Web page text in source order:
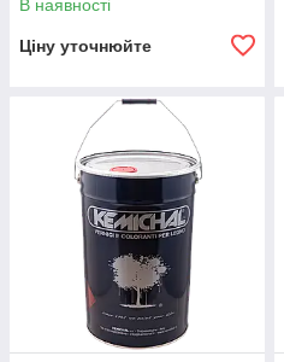
кг+0.5 кг)
В наявності
Ціну уточнюйте